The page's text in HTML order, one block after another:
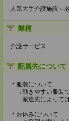
人気大手介護施設～
業種
介護サービス
配属先について
＊服装について
→動きやすい服装
派遣先によっては
＊お休みについて